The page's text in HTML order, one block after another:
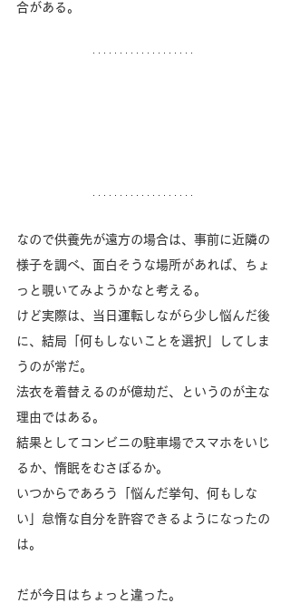
合がある。
なので供養先が遠方の場合は、事前に近隣の
様子を調べ、面白そうな場所があれば、ちょ
っと覗いてみようかなと考える。
けど実際は、当日運転しながら少し悩んだ後
に、結局「何もしないことを選択」してしま
うのが常だ。
法衣を着替えるのが億劫だ、というのが主な
理由ではある。
結果としてコンビニの駐車場でスマホをいじ
るか、惰眠をむさぼるか。
いつからであろう「悩んだ挙句、何もしな
い」怠惰な自分を許容できるようになったの
は。
だが今日はちょっと違った。